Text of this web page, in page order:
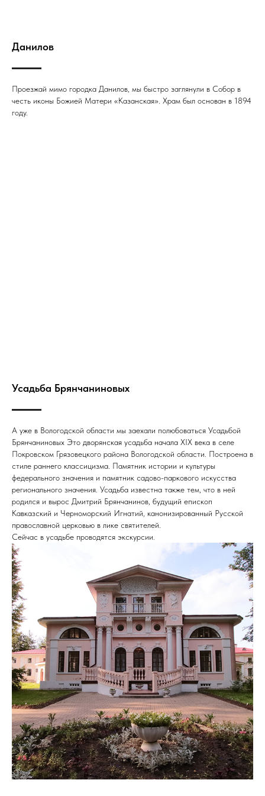
Данилов
Проезжай мимо городка Данилов, мы быстро заглянули в Собор в
честь иконы Божией Матери «Казанская». Храм был основан в 1894
году.
Усадьба Брянчаниновых
А уже в Вологодской области мы заехали полюбоваться Усадьбой
Брянчаниновых Это дворянская усадьба начала XIX века в селе
Покровском Грязовецкого района Вологодской области. Построена в
стиле раннего классицизма. Памятник истории и культуры
федерального значения и памятник садово-паркового искусства
регионального значения. Усадьба известна также тем, что в ней
родился и вырос Дмитрий Брянчанинов, будущий епископ
Кавказский и Черноморский Игнатий, канонизированный Русской
православной церковью в лике святителей.
Сейчас в усадьбе проводятся экскурсии.